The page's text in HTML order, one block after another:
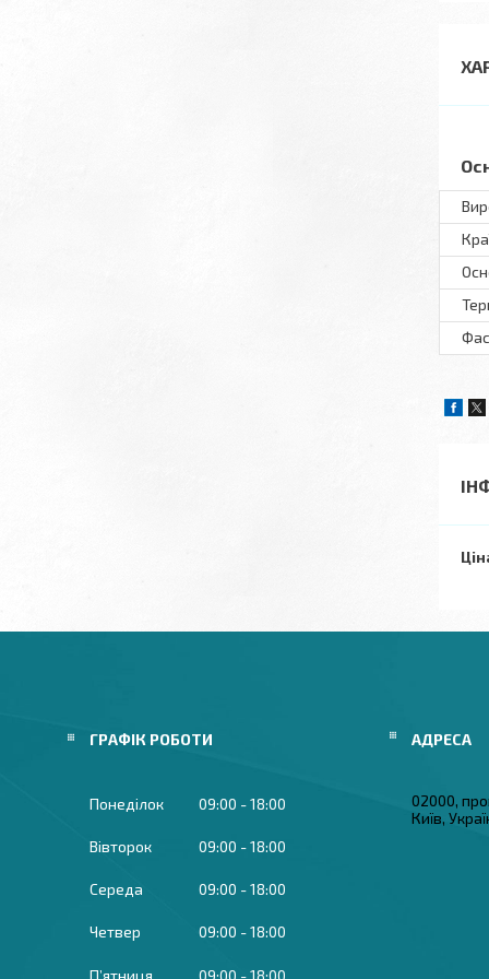
ГРАФІК РОБОТИ
Понеділок 09:00 18:00
Вівторок 09:00 18:00
Середа 09:00 18:00
Четвер 09:00 18:00
Пʼятниця 09:00 18:00
02000,
Київ,